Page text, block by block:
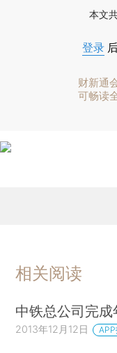
本文
登录
财新通
可畅读
相关阅读
中铁总公司完
2013年12月12日